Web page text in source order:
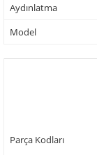
Aydınlatma
Model
Parça Kodları